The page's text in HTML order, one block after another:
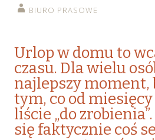
BIURO PRASOWE
Urlop w domu to
czasu. Dla wielu
najlepszy moment,
tym, co od miesięcy
liście „do
się faktycznie coś